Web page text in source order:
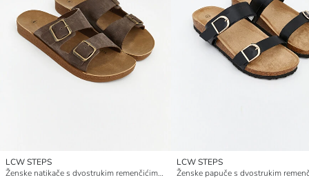
LCW STEPS
Ženske natikače s dvostrukim remenčićima i kopčama
LCW STEPS
Ženske papuče s dvostrukim